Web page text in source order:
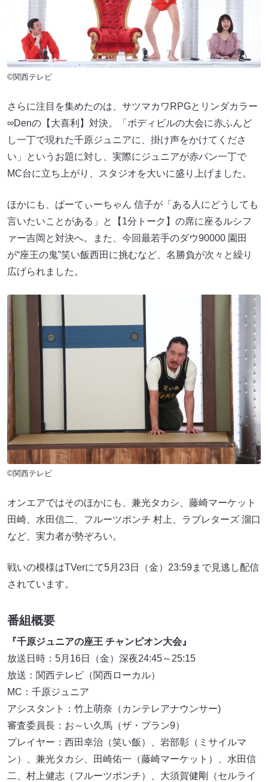
©関西テレビ
さらに注目を集めたのは、サツマカワRPGとリンダカラー
∞Denの【大喜利】対決。「ボディビルの大会に赤ふんど
し一丁で現れた千原ジュニアに、掛け声をかけてくださ
い」というお題に対し、実際にジュニアが赤パン一丁で
MC台に立ち上がり、スタジオを大いに盛り上げました。
ほかにも、ぱーてぃーちゃん 信子が「ある人にどうしても
言いたいことがある」と【1分トーク】の席に座るルシフ
ァー吉岡と対決へ。また、今回最若手のダウ90000 園田
が“座王の鬼”笑い飯西田に挑むなど、名勝負が次々と繰り
広げられました。
©関西テレビ
オンエアではそのほかにも、兼光タカシ、藤崎マーケット
田崎、水田信二、フルーツポンチ 村上、ラブレターズ 溜口
など、実力者が勢ぞろい。
戦いの模様はTVerにて5月23日（金）23:59まで見逃し配信
されています。
番組概要
『千原ジュニアの座王 チャンピオン大会』
放送日時：5月16日（金）深夜24:45～25:15
放送：関西テレビ（関西ローカル）
MC：千原ジュニア
アシスタント：竹上萌奈（カンテレアナウンサー)
審査委員長：お～い久馬（ザ・プラン9）
プレイヤー：西田幸治（笑い飯）、岩部彰（ミサイルマ
ン）、兼光タカシ、田崎佑一（藤崎マーケット）、水田信
二、村上健志（フルーツポンチ）、大須賀健剛（セルライ